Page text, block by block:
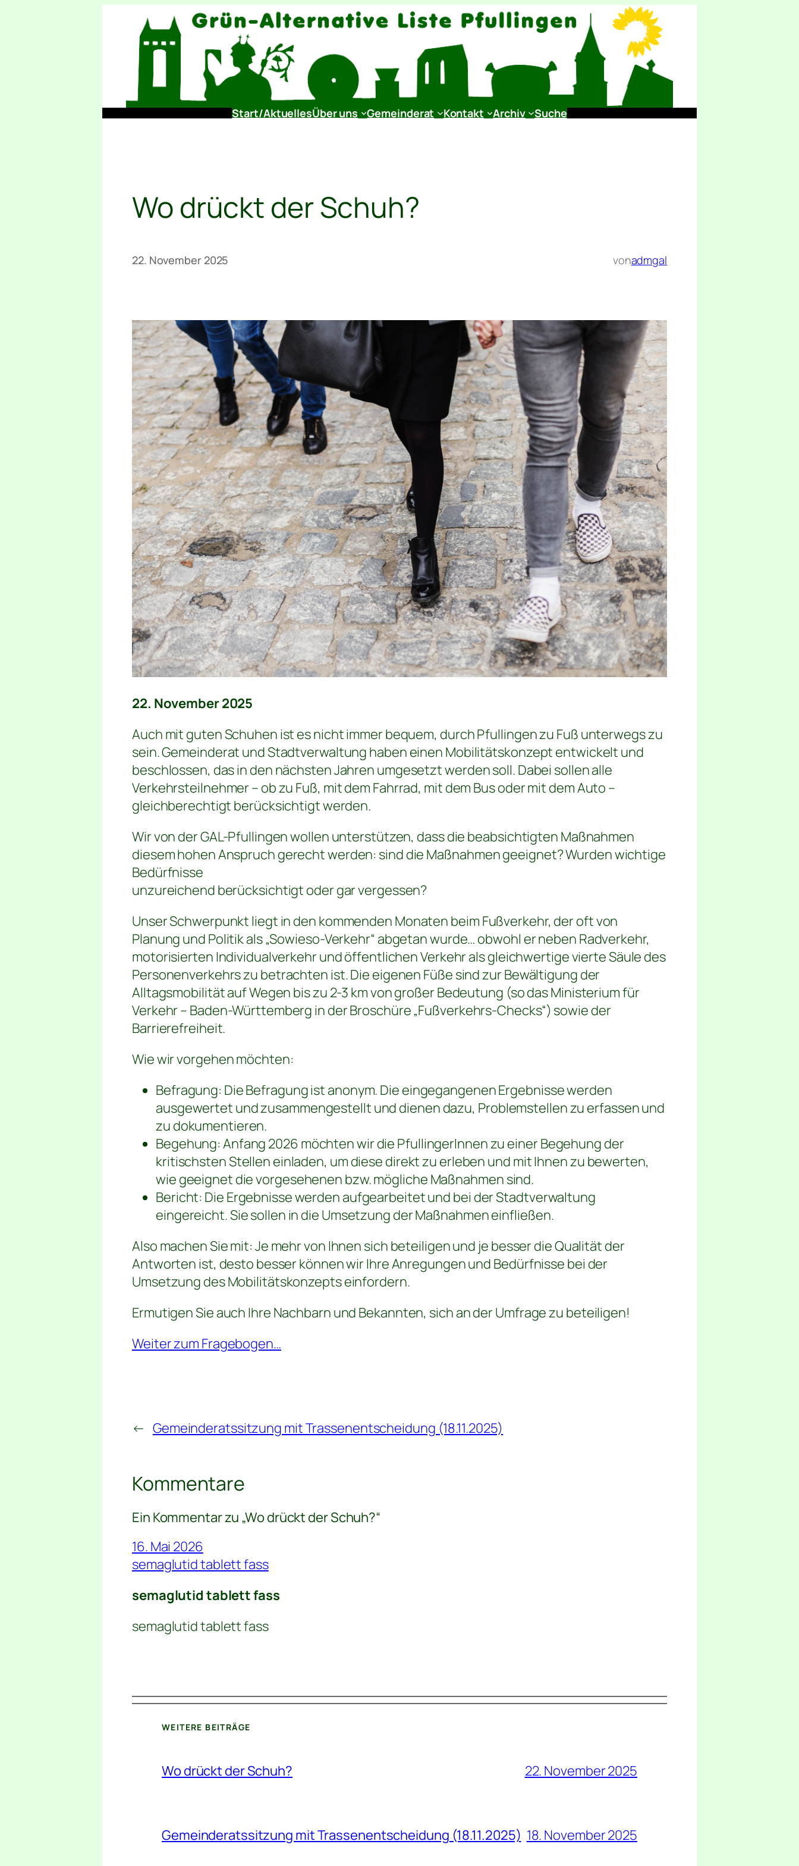
Start/AktuellesÜber uns Gemeinderat Kontakt Archiv Suche
Wo drückt der Schuh?
22. November 2025 vonadmgal
22. November 2025
Auch mit guten Schuhen ist es nicht immer bequem, durch Pfullingen zu Fuß unterwegs zu
sein. Gemeinderat und Stadtverwaltung haben einen Mobilitätskonzept entwickelt und
beschlossen, das in den nächsten Jahren umgesetzt werden soll. Dabei sollen alle
Verkehrsteilnehmer – ob zu Fuß, mit dem Fahrrad, mit dem Bus oder mit dem Auto –
gleichberechtigt berücksichtigt werden.
Wir von der GAL-Pfullingen wollen unterstützen, dass die beabsichtigten Maßnahmen
diesem hohen Anspruch gerecht werden: sind die Maßnahmen geeignet? Wurden wichtige
Bedürfnisse
unzureichend berücksichtigt oder gar vergessen?
Unser Schwerpunkt liegt in den kommenden Monaten beim Fußverkehr, der oft von
Planung und Politik als „Sowieso-Verkehr“ abgetan wurde… obwohl er neben Radverkehr,
motorisierten Individualverkehr und öffentlichen Verkehr als gleichwertige vierte Säule des
Personenverkehrs zu betrachten ist. Die eigenen Füße sind zur Bewältigung der
Alltagsmobilität auf Wegen bis zu 2-3 km von großer Bedeutung (so das Ministerium für
Verkehr – Baden-Württemberg in der Broschüre „Fußverkehrs-Checks“) sowie der
Barrierefreiheit.
Wie wir vorgehen möchten:
Befragung: Die Befragung ist anonym. Die eingegangenen Ergebnisse werden
ausgewertet und zusammengestellt und dienen dazu, Problemstellen zu erfassen und
zu dokumentieren.
Begehung: Anfang 2026 möchten wir die PfullingerInnen zu einer Begehung der
kritischsten Stellen einladen, um diese direkt zu erleben und mit Ihnen zu bewerten,
wie geeignet die vorgesehenen bzw. mögliche Maßnahmen sind.
Bericht: Die Ergebnisse werden aufgearbeitet und bei der Stadtverwaltung
eingereicht. Sie sollen in die Umsetzung der Maßnahmen einfließen.
Also machen Sie mit: Je mehr von Ihnen sich beteiligen und je besser die Qualität der
Antworten ist, desto besser können wir Ihre Anregungen und Bedürfnisse bei der
Umsetzung des Mobilitätskonzepts einfordern.
Ermutigen Sie auch Ihre Nachbarn und Bekannten, sich an der Umfrage zu beteiligen!
Weiter zum Fragebogen…
← Gemeinderatssitzung mit Trassenentscheidung (18.11.2025)
Kommentare
Ein Kommentar zu „Wo drückt der Schuh?“
16. Mai 2026
semaglutid tablett fass
semaglutid tablett fass
semaglutid tablett fass
WEITERE BEITRÄGE
Wo drückt der Schuh? 22. November 2025
Gemeinderatssitzung mit Trassenentscheidung (18.11.2025) 18. November 2025